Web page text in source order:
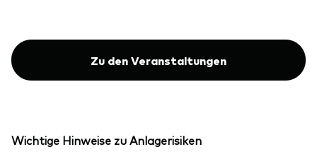
Zu den Veranstaltungen
Wichtige Hinweise zu Anlagerisiken